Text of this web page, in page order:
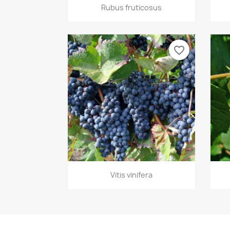
Aperçu rapide
Rubus fruticosus
Aperçu rapide
Vitis vinifera
favorite_border